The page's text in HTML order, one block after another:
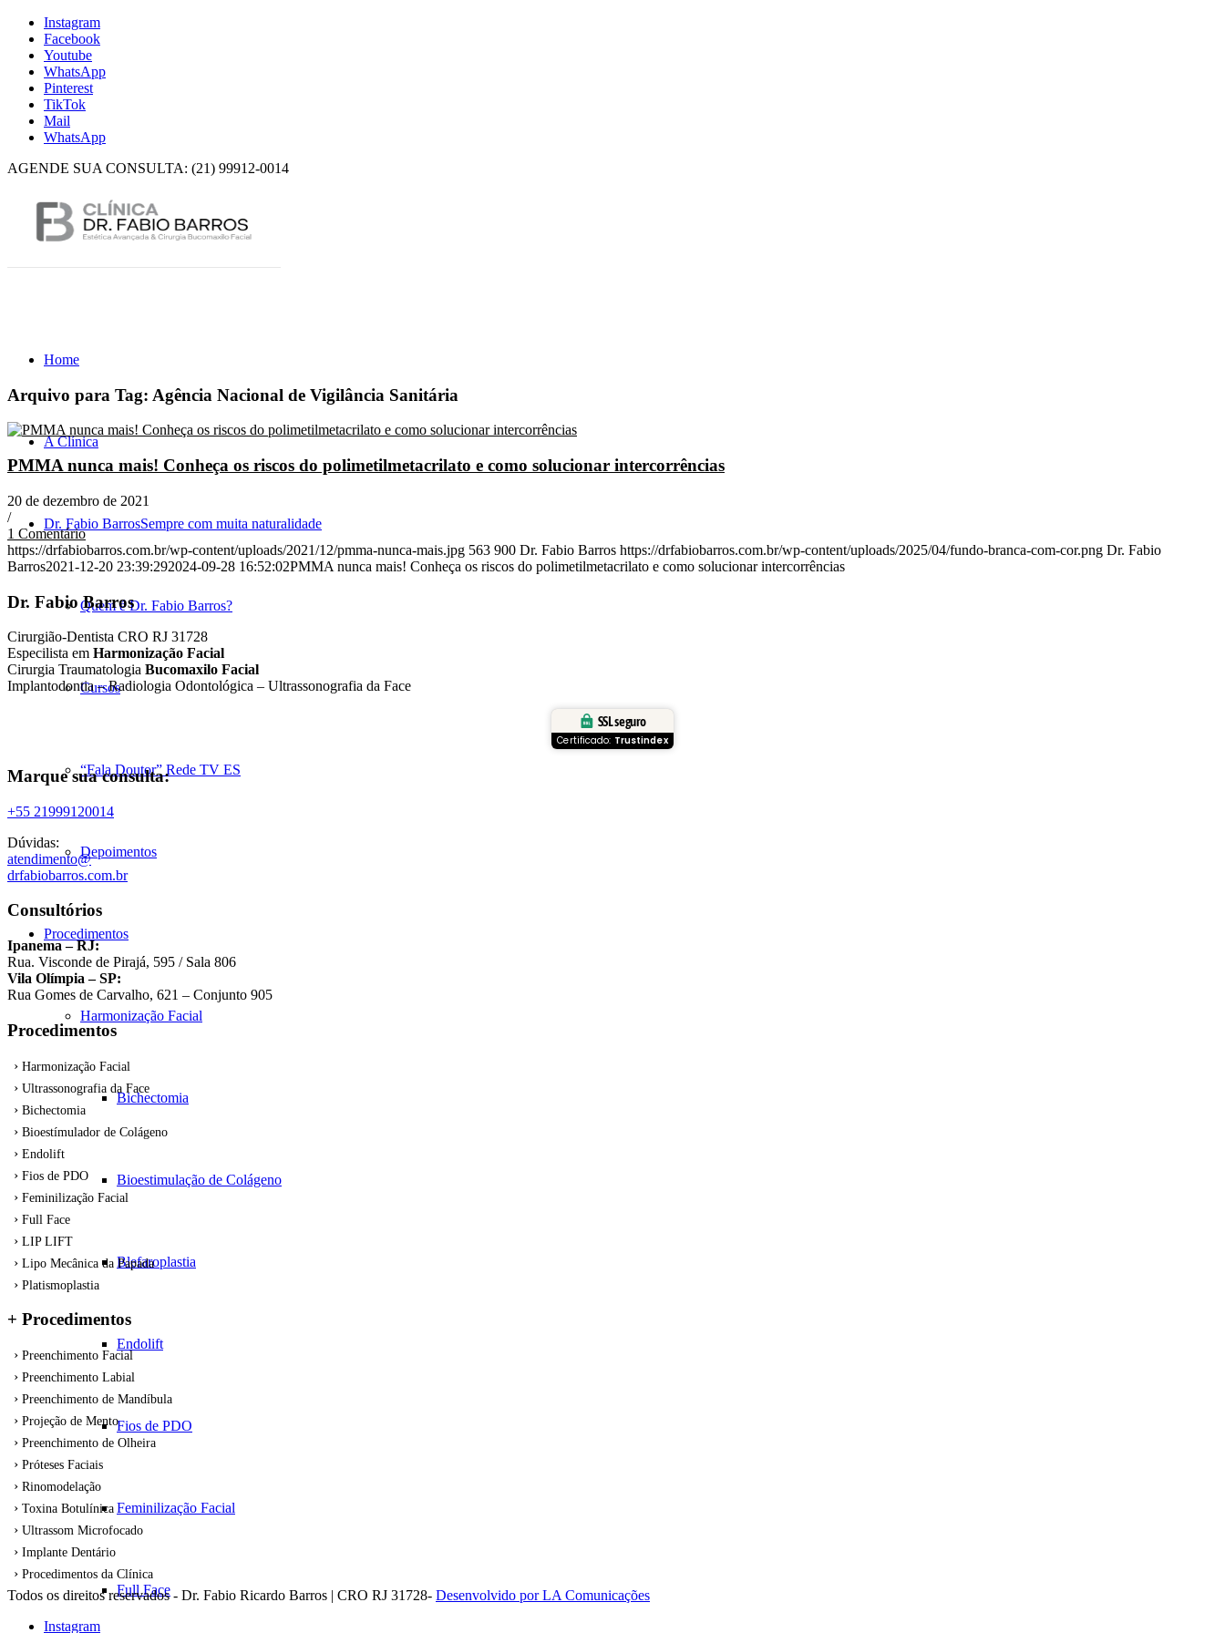
Instagram
Facebook
Youtube
WhatsApp
Pinterest
TikTok
Mail
WhatsApp
AGENDE SUA CONSULTA: (21) 99912-0014
Home
A Clínica
Dr. Fabio BarrosSempre com muita naturalidade
Quem é Dr. Fabio Barros?
Cursos
“Fala Doutor” Rede TV ES
Depoimentos
Procedimentos
Harmonização Facial
Bichectomia
Bioestimulação de Colágeno
Blefaroplastia
Endolift
Fios de PDO
Feminilização Facial
Full Face
Arquivo para Tag: Agência Nacional de Vigilância Sanitária
PMMA nunca mais! Conheça os riscos do polimetilmetacrilato e como solucionar intercorrências
20 de dezembro de 2021
/
1 Comentário
https://drfabiobarros.com.br/wp-content/uploads/2021/12/pmma-nunca-mais.jpg 563 900 Dr. Fabio Barros https://drfabiobarros.com.br/wp-content/uploads/2025/04/fundo-branca-com-cor.png Dr. Fabio
Barros2021-12-20 23:39:292024-09-28 16:52:02PMMA nunca mais! Conheça os riscos do polimetilmetacrilato e como solucionar intercorrências
Dr. Fabio Barros
Cirurgião-Dentista CRO RJ 31728
Especilista em Harmonização Facial
Cirurgia Traumatologia Bucomaxilo Facial
Implantodontia – Radiologia Odontológica – Ultrassonografia da Face
SSL seguro
Certificado: Trustindex
Marque sua consulta:
+55 21999120014
Dúvidas:
atendimento@
drfabiobarros.com.br
Consultórios
Ipanema – RJ:
Rua. Visconde de Pirajá, 595 / Sala 806
Vila Olímpia – SP:
Rua Gomes de Carvalho, 621 – Conjunto 905
Procedimentos
Harmonização Facial
Ultrassonografia da Face
Bichectomia
Bioestímulador de Colágeno
Endolift
Fios de PDO
Feminilização Facial
Full Face
LIP LIFT
Lipo Mecânica da Papada
Platismoplastia
+ Procedimentos
Preenchimento Facial
Preenchimento Labial
Preenchimento de Mandíbula
Projeção de Mento
Preenchimento de Olheira
Próteses Faciais
Rinomodelação
Toxina Botulínica
Ultrassom Microfocado
Implante Dentário
Procedimentos da Clínica
Todos os direitos reservados - Dr. Fabio Ricardo Barros | CRO RJ 31728- Desenvolvido por LA Comunicações
Instagram